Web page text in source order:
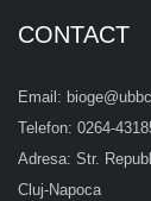
CONTACT
Email:
Telefon: 0264-
Adresa: Str.
Cluj-Napoca